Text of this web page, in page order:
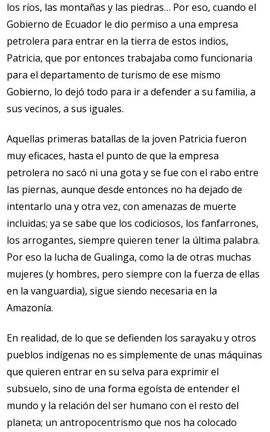
los ríos, las montañas y las piedras… Por eso, cuando el
Gobierno de Ecuador le dio permiso a una empresa
petrolera para entrar en la tierra de estos indios,
Patricia, que por entonces trabajaba como funcionaria
para el departamento de turismo de ese mismo
Gobierno, lo dejó todo para ir a defender a su familia, a
sus vecinos, a sus iguales.
Aquellas primeras batallas de la joven Patricia fueron
muy eficaces, hasta el punto de que la empresa
petrolera no sacó ni una gota y se fue con el rabo entre
las piernas, aunque desde entonces no ha dejado de
intentarlo una y otra vez, con amenazas de muerte
incluidas; ya se sabe que los codiciosos, los fanfarrones,
los arrogantes, siempre quieren tener la última palabra.
Por eso la lucha de Gualinga, como la de otras muchas
mujeres (y hombres, pero siempre con la fuerza de ellas
en la vanguardia), sigue siendo necesaria en la
Amazonía.
En realidad, de lo que se defienden los sarayaku y otros
pueblos indígenas no es simplemente de unas máquinas
que quieren entrar en su selva para exprimir el
subsuelo, sino de una forma egoísta de entender el
mundo y la relación del ser humano con el resto del
planeta; un antropocentrismo que nos ha colocado